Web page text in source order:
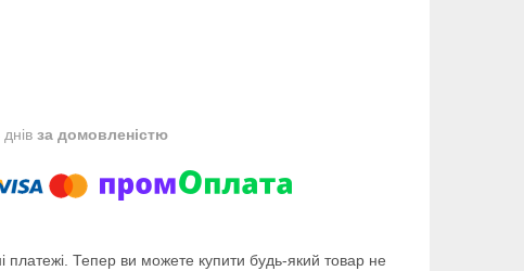
за домовленістю
платежі. Тепер ви можете купити будь-який товар не